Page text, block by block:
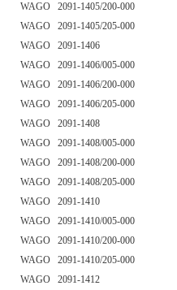
WAGO 2091-1405/200-000
WAGO 2091-1405/205-000
WAGO 2091-1406
WAGO 2091-1406/005-000
WAGO 2091-1406/200-000
WAGO 2091-1406/205-000
WAGO 2091-1408
WAGO 2091-1408/005-000
WAGO 2091-1408/200-000
WAGO 2091-1408/205-000
WAGO 2091-1410
WAGO 2091-1410/005-000
WAGO 2091-1410/200-000
WAGO 2091-1410/205-000
WAGO 2091-1412